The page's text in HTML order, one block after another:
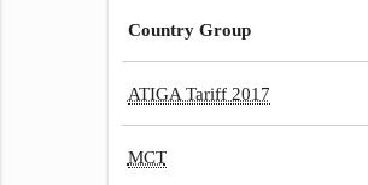
Country Group
ATIGA Tariff 2017
MCT